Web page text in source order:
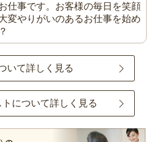
仕事です。お客様の毎日を笑顔
変やりがいのあるお仕事を始め
いて詳しく見る
について詳しく見る